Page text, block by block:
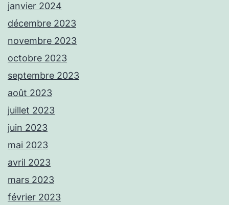
janvier 2024
décembre 2023
novembre 2023
octobre 2023
septembre 2023
août 2023
juillet 2023
juin 2023
mai 2023
avril 2023
mars 2023
février 2023